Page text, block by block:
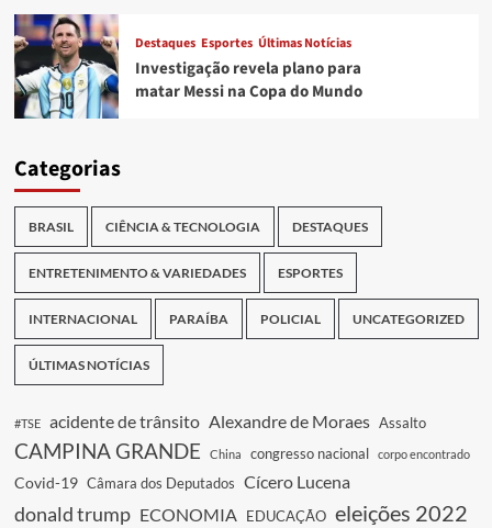
Destaques Esportes Últimas Notícias
Investigação revela plano para
matar Messi na Copa do Mundo
Categorias
BRASIL CIÊNCIA & TECNOLOGIA DESTAQUES
ENTRETENIMENTO & VARIEDADES ESPORTES
INTERNACIONAL PARAÍBA POLICIAL UNCATEGORIZED
ÚLTIMAS NOTÍCIAS
#TSE acidente de trânsito Alexandre de Moraes Assalto
CAMPINA GRANDE China congresso nacional corpo encontrado
Covid-19 Câmara dos Deputados Cícero Lucena
donald trump ECONOMIA EDUCAÇÃO eleições 2022